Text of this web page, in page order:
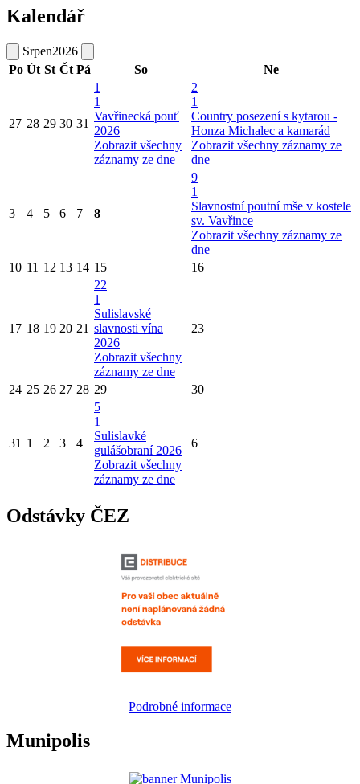
Kalendář
Srpen2026
Po Út St Čt Pá So Ne
27 28 29 30 31
1
1
Vavřinecká pouť
2026
Zobrazit všechny
záznamy ze dne
2
1
Country posezení s kytarou -
Honza Michalec a kamarád
Zobrazit všechny záznamy ze
dne
3 4 5 6 7 8
9
1
Slavnostní poutní mše v kostele
sv. Vavřince
Zobrazit všechny záznamy ze
dne
10 11 12 13 14 15 16
17 18 19 20 21
22
1
Sulislavské
slavnosti vína
2026
Zobrazit všechny
záznamy ze dne
23
24 25 26 27 28 29 30
31 1 2 3 4
5
1
Sulislavké
gulášobraní 2026
Zobrazit všechny
záznamy ze dne
6
Odstávky ČEZ
Podrobné informace
Munipolis